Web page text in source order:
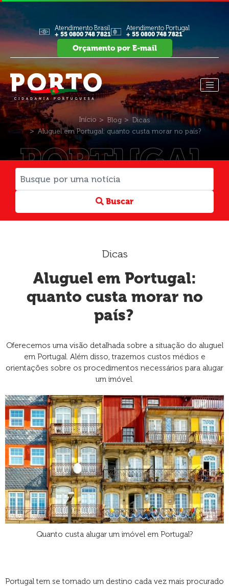
Atendimento Brasil
+ 55 0800 748 7821
Atendimento Portugal
+ 55 0800 748 7821
Orçamento por E-mail
Início Blog
Dicas
Aluguel em Portugal: quanto custa morar no país?
PORTUGAL
Buscar
Dicas
Aluguel em Portugal:
quanto custa morar no
país?
Oferecemos uma visão detalhada sobre a situação do aluguel
em Portugal. Além disso, trazemos custos médios e
orientações sobre os procedimentos necessários para alugar
um imóvel.
Quanto custa alugar um imóvel em Portugal?
Portugal tem se tornado um destino cada vez mais procurado